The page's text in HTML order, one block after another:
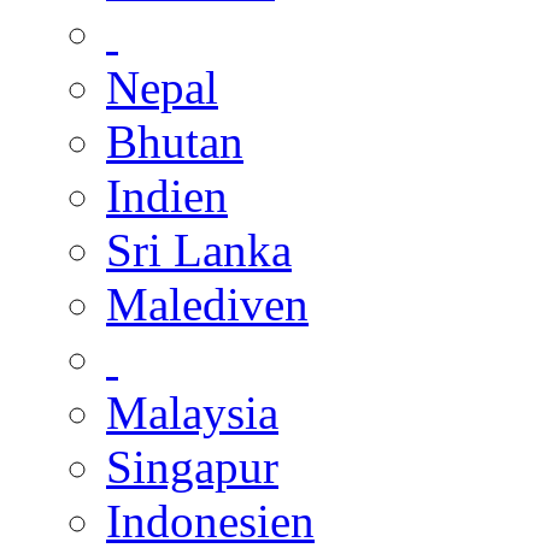
Nepal
Bhutan
Indien
Sri Lanka
Malediven
Malaysia
Singapur
Indonesien